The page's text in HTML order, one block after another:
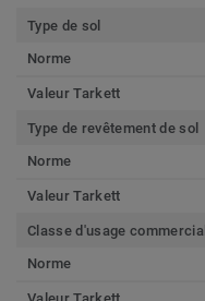
Type de sol
Norme
Valeur Tarkett
Type de revêtement de sol
Norme
Valeur Tarkett
Classe d'usage
Norme